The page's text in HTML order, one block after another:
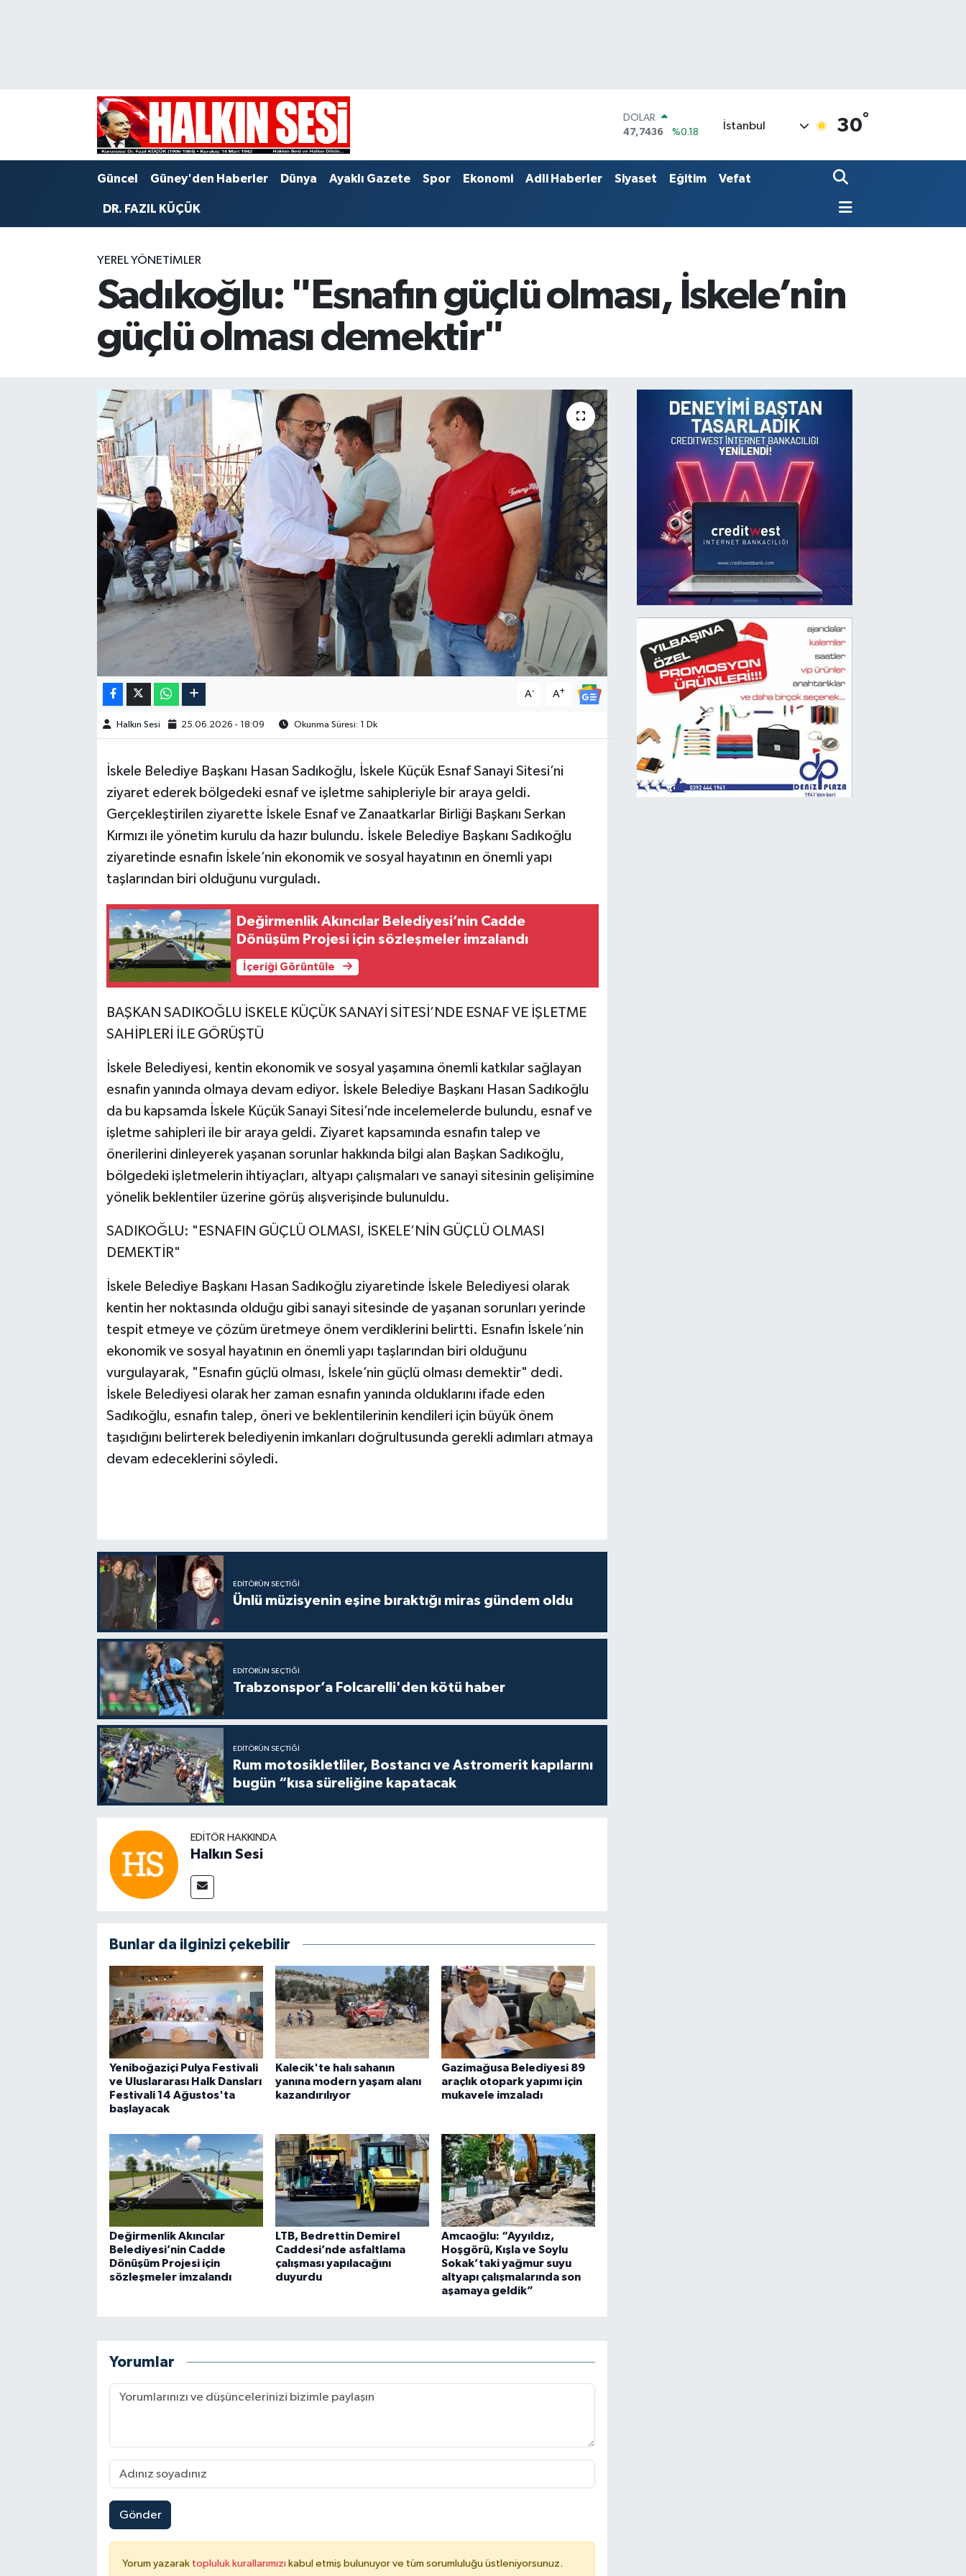
DOLAR
47,7436
%0.18
55,2510
%0.32
STERLİN
İstanbul 30°
Güncel Güney'den Haberler Dünya Ayaklı Gazete Spor Ekonomi Adli Haberler Siyaset Eğitim Vefat
DR. FAZIL KÜÇÜK
YEREL YÖNETİMLER
Sadıkoğlu: "Esnafın güçlü olması, İskele’nin
güçlü olması demektir"
A- A+
Halkın Sesi 25.06.2026 - 18:09 Okunma Süresi: 1 Dk
İskele Belediye Başkanı Hasan Sadıkoğlu, İskele Küçük Esnaf Sanayi Sitesi’ni
ziyaret ederek bölgedeki esnaf ve işletme sahipleriyle bir araya geldi.
Gerçekleştirilen ziyarette İskele Esnaf ve Zanaatkarlar Birliği Başkanı Serkan
Kırmızı ile yönetim kurulu da hazır bulundu. İskele Belediye Başkanı Sadıkoğlu
ziyaretinde esnafın İskele’nin ekonomik ve sosyal hayatının en önemli yapı
taşlarından biri olduğunu vurguladı.
Değirmenlik Akıncılar Belediyesi’nin Cadde
Dönüşüm Projesi için sözleşmeler imzalandı
İçeriği Görüntüle
BAŞKAN SADIKOĞLU İSKELE KÜÇÜK SANAYİ SİTESİ’NDE ESNAF VE İŞLETME
SAHİPLERİ İLE GÖRÜŞTÜ
İskele Belediyesi, kentin ekonomik ve sosyal yaşamına önemli katkılar sağlayan
esnafın yanında olmaya devam ediyor. İskele Belediye Başkanı Hasan Sadıkoğlu
da bu kapsamda İskele Küçük Sanayi Sitesi’nde incelemelerde bulundu, esnaf ve
işletme sahipleri ile bir araya geldi. Ziyaret kapsamında esnafın talep ve
önerilerini dinleyerek yaşanan sorunlar hakkında bilgi alan Başkan Sadıkoğlu,
bölgedeki işletmelerin ihtiyaçları, altyapı çalışmaları ve sanayi sitesinin gelişimine
yönelik beklentiler üzerine görüş alışverişinde bulunuldu.
SADIKOĞLU: "ESNAFIN GÜÇLÜ OLMASI, İSKELE’NİN GÜÇLÜ OLMASI
DEMEKTİR"
İskele Belediye Başkanı Hasan Sadıkoğlu ziyaretinde İskele Belediyesi olarak
kentin her noktasında olduğu gibi sanayi sitesinde de yaşanan sorunları yerinde
tespit etmeye ve çözüm üretmeye önem verdiklerini belirtti. Esnafın İskele’nin
ekonomik ve sosyal hayatının en önemli yapı taşlarından biri olduğunu
vurgulayarak, "Esnafın güçlü olması, İskele’nin güçlü olması demektir" dedi.
İskele Belediyesi olarak her zaman esnafın yanında olduklarını ifade eden
Sadıkoğlu, esnafın talep, öneri ve beklentilerinin kendileri için büyük önem
taşıdığını belirterek belediyenin imkanları doğrultusunda gerekli adımları atmaya
devam edeceklerini söyledi.
EDITÖRÜN SEÇTIĞI
Ünlü müzisyenin eşine bıraktığı miras gündem oldu
EDITÖRÜN SEÇTIĞI
Trabzonspor’a Folcarelli'den kötü haber
EDITÖRÜN SEÇTIĞI
Rum motosikletliler, Bostancı ve Astromerit kapılarını
bugün “kısa süreliğine kapatacak
EDITÖR HAKKINDA
Halkın Sesi
Bunlar da ilginizi çekebilir
Yeniboğaziçi Pulya Festivali
ve Uluslararası Halk Dansları
Festivali 14 Ağustos'ta
başlayacak
Kalecik'te halı sahanın
yanına modern yaşam alanı
kazandırılıyor
Gazimağusa Belediyesi 89
araçlık otopark yapımı için
mukavele imzaladı
Değirmenlik Akıncılar
Belediyesi’nin Cadde
Dönüşüm Projesi için
sözleşmeler imzalandı
LTB, Bedrettin Demirel
Caddesi’nde asfaltlama
çalışması yapılacağını
duyurdu
Amcaoğlu: “Ayyıldız,
Hoşgörü, Kışla ve Soylu
Sokak’taki yağmur suyu
altyapı çalışmalarında son
aşamaya geldik”
Yorumlar
Gönder
Yorum yazarak topluluk kurallarımızı kabul etmiş bulunuyor ve tüm sorumluluğu üstleniyorsunuz.
Trafik Durumu
Puan Durumu ve Fikstür